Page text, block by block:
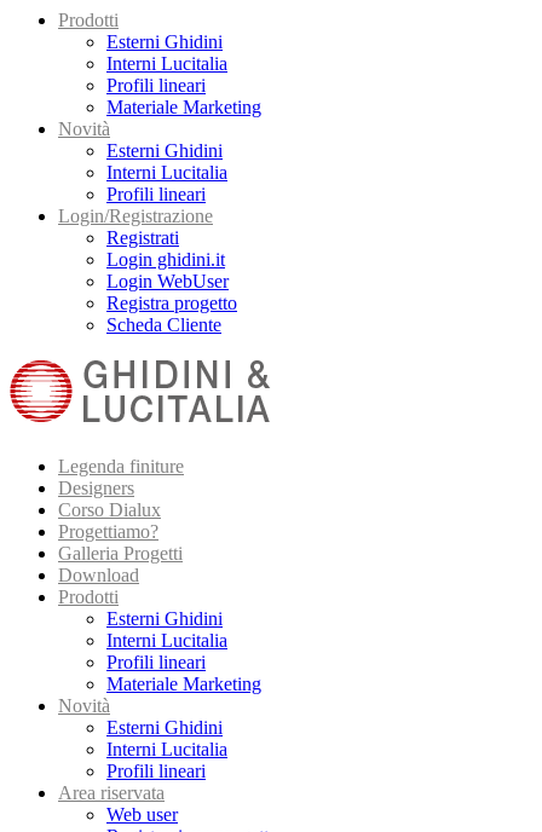
Prodotti
Esterni Ghidini
Interni Lucitalia
Profili lineari
Materiale Marketing
Novità
Esterni Ghidini
Interni Lucitalia
Profili lineari
Login/Registrazione
Registrati
Login ghidini.it
Login WebUser
Registra progetto
Scheda Cliente
Legenda finiture
Designers
Corso Dialux
Progettiamo?
Galleria Progetti
Download
Prodotti
Esterni Ghidini
Interni Lucitalia
Profili lineari
Materiale Marketing
Novità
Esterni Ghidini
Interni Lucitalia
Profili lineari
Area riservata
Web user